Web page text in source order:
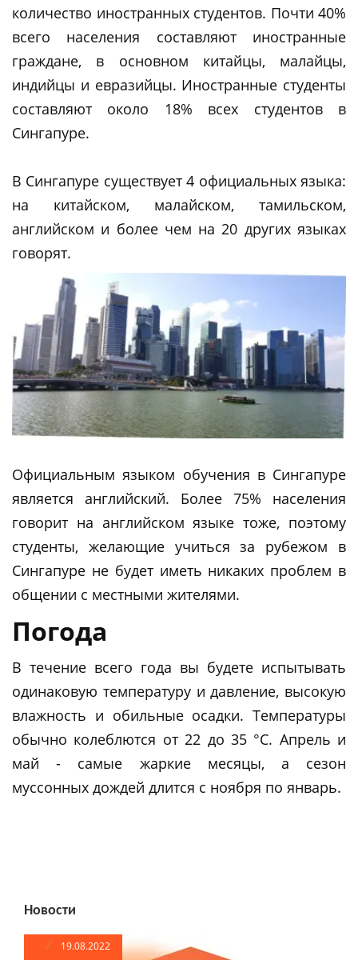
количество иностранных студентов. Почти 40%
всего населения составляют иностранные
граждане, в основном китайцы, малайцы,
индийцы и евразийцы. Иностранные студенты
составляют около 18% всех студентов в
Сингапуре.
В Сингапуре существует 4 официальных языка:
на китайском, малайском, тамильском,
английском и более чем на 20 других языках
говорят.
Официальным языком обучения в Сингапуре
является английский. Более 75% населения
говорит на английском языке тоже, поэтому
студенты, желающие учиться за рубежом в
Сингапуре не будет иметь никаких проблем в
общении с местными жителями.
Погода
В течение всего года вы будете испытывать
одинаковую температуру и давление, высокую
влажность и обильные осадки. Температуры
обычно колеблются от 22 до 35 °C. Апрель и
май - самые жаркие месяцы, а сезон
муссонных дождей длится с ноября по январь.
Новости
19.08.2022